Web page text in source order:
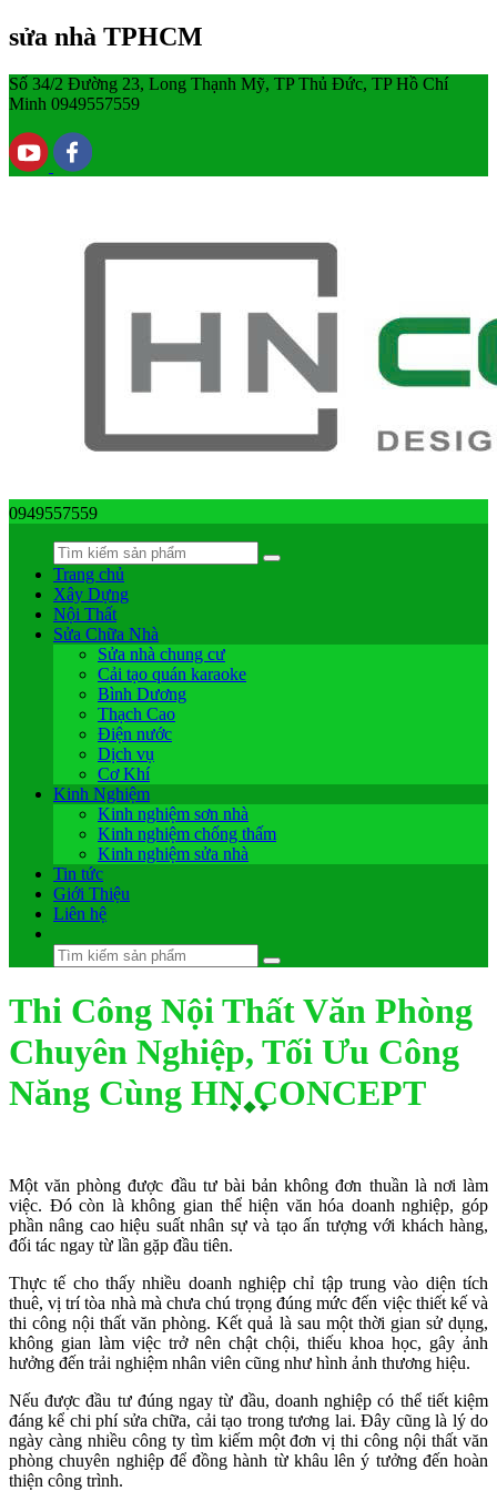
sửa nhà TPHCM
Số 34/2 Đường 23, Long Thạnh Mỹ, TP Thủ Đức, TP Hồ Chí
Minh 0949557559
0949557559
Trang chủ
Xây Dựng
Nội Thất
Sửa Chữa Nhà
Sửa nhà chung cư
Cải tạo quán karaoke
Bình Dương
Thạch Cao
Điện nước
Dịch vụ
Cơ Khí
Kinh Nghiệm
Kinh nghiệm sơn nhà
Kinh nghiệm chống thấm
Kinh nghiệm sửa nhà
Tin tức
Giới Thiệu
Liên hệ
Thi Công Nội Thất Văn Phòng
Chuyên Nghiệp, Tối Ưu Công
Năng Cùng HN CONCEPT
Một văn phòng được đầu tư bài bản không đơn thuần là nơi làm
việc. Đó còn là không gian thể hiện văn hóa doanh nghiệp, góp
phần nâng cao hiệu suất nhân sự và tạo ấn tượng với khách hàng,
đối tác ngay từ lần gặp đầu tiên.
Thực tế cho thấy nhiều doanh nghiệp chỉ tập trung vào diện tích
thuê, vị trí tòa nhà mà chưa chú trọng đúng mức đến việc thiết kế và
thi công nội thất văn phòng. Kết quả là sau một thời gian sử dụng,
không gian làm việc trở nên chật chội, thiếu khoa học, gây ảnh
hưởng đến trải nghiệm nhân viên cũng như hình ảnh thương hiệu.
Nếu được đầu tư đúng ngay từ đầu, doanh nghiệp có thể tiết kiệm
đáng kể chi phí sửa chữa, cải tạo trong tương lai. Đây cũng là lý do
ngày càng nhiều công ty tìm kiếm một đơn vị thi công nội thất văn
phòng chuyên nghiệp để đồng hành từ khâu lên ý tưởng đến hoàn
thiện công trình.